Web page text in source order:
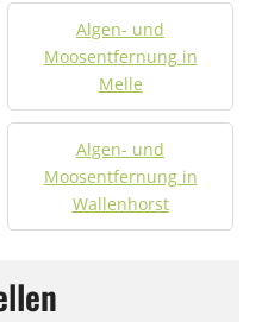
Algen- und
Moosentfernung in
Melle
Algen- und
Moosentfernung in
Wallenhorst